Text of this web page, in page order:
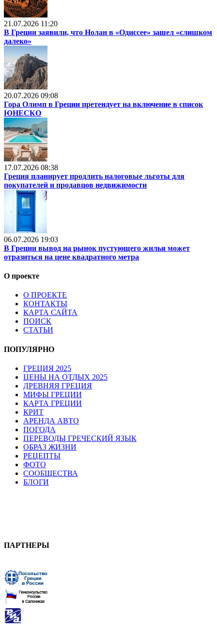
21.07.2026 11:20
В Греции заявили, что Нолан в «Одиссее» зашел «слишком
далеко»
20.07.2026 09:08
Гора Олимп в Греции претендует на включение в список
ЮНЕСКО
17.07.2026 08:38
Греция планирует продлить налоговые льготы для
покупателей и продавцов недвижимости
06.07.2026 19:03
В Греции вывод на рынок пустующего жилья может
отразиться на цене квадратного метра
О проекте
О ПРОЕКТЕ
КОНТАКТЫ
КАРТА САЙТА
ПОИСК
СТАТЬИ
ПОПУЛЯРНО
ГРЕЦИЯ 2025
ЦЕНЫ НА ОТДЫХ 2025
ДРЕВНЯЯ ГРЕЦИЯ
МИФЫ ГРЕЦИИ
КАРТА ГРЕЦИИ
КРИТ
АРЕНДА АВТО
ПОГОДА
ПЕРЕВОДЫ ГРЕЧЕСКИЙ ЯЗЫК
ОБРАЗ ЖИЗНИ
РЕЦЕПТЫ
ФОТО
СООБЩЕСТВА
БЛОГИ
ПАРТНЕРЫ